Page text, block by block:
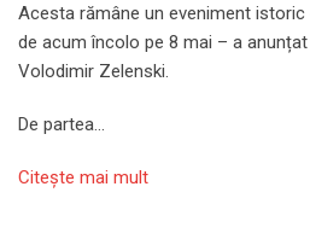
Acesta rămâne un eveniment
de acum încolo pe 8 mai – a
Volodimir Zelenski.
De partea…
Citeşte mai mult